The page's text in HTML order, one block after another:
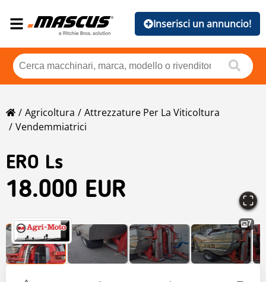
Inserisci un annuncio!
Agricoltura
Attrezzature Per La Viticoltura
Vendemmiatrici
ERO Ls
18.000 EUR
7